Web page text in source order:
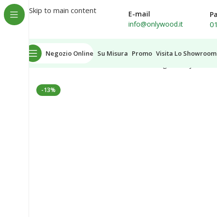
Skip to main content
E-mail
info@onlywood.it
Negozio Online Su Misura Promo Visita Lo Showroom
Home
-13%